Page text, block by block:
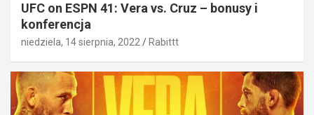
UFC on ESPN 41: Vera vs. Cruz – bonusy i
konferencja
niedziela, 14 sierpnia, 2022 Rabittt